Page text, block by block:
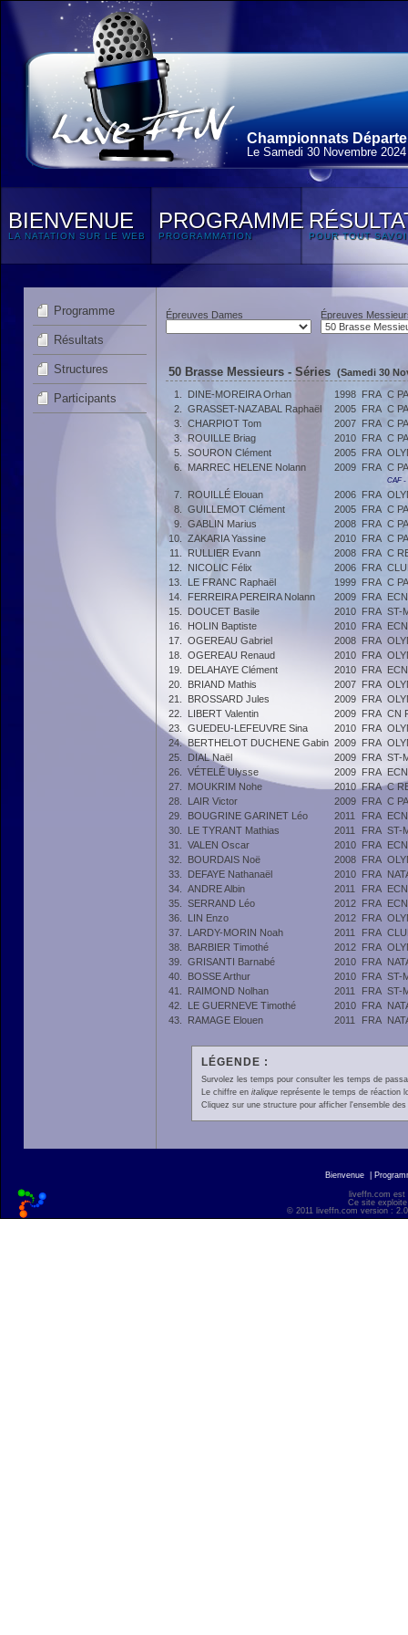
Championnats
Le Samedi 30 Novembre 2024
BIENVENUE
LA NATATION SUR LE WEB
PROGRAMME
PROGRAMMATION POUR TOUT
Programme
Résultats
Structures
Participants
Épreuves Dames Épreuves
50 Brasse Messieurs - Séries (Samedi 30
1.
DINE-MOREIRA Orhan 1998 FRA C
2.
GRASSET-NAZABAL Raphaël 2005 FRA C
3.
CHARPIOT Tom 2007 FRA C
3.
ROUILLE Briag 2010 FRA C
5.
SOURON Clément 2005 FRA
6.
MARREC HELENE Nolann 2009 FRA C
CAF -
7. ROUILLÉ Elouan 2006 FRA
8.
GUILLEMOT Clément 2005 FRA C
9.
GABLIN Marius 2008 FRA C
10.
ZAKARIA Yassine 2010 FRA C
11.
RULLIER Evann 2008 FRA C
12.
NICOLIC Félix 2006 FRA
13.
LE FRANC Raphaël 1999 FRA C
14.
FERREIRA PEREIRA Nolann 2009 FRA
15.
DOUCET Basile 2010 FRA ST-
16.
HOLIN Baptiste 2010 FRA
17.
OGEREAU Gabriel 2008 FRA
18.
OGEREAU Renaud 2010 FRA
19.
DELAHAYE Clément 2010 FRA
20.
BRIAND Mathis 2007 FRA
21.
BROSSARD Jules 2009 FRA
22.
LIBERT Valentin 2009 FRA CN
23.
GUEDEU-LEFEUVRE Sina 2010 FRA
24. BERTHELOT DUCHENE Gabin 2009 FRA
25.
DIAL Naël 2009 FRA ST-
26.
VÉTELÉ Ulysse 2009 FRA
27.
MOUKRIM Nohe 2010 FRA C
28.
LAIR Victor 2009 FRA C
29.
BOUGRINE GARINET Léo 2011 FRA
30.
LE TYRANT Mathias 2011 FRA ST-
31.
VALEN Oscar 2010 FRA
32.
BOURDAIS Noë 2008 FRA
33.
DEFAYE Nathanaël 2010 FRA
34.
ANDRE Albin 2011 FRA
35.
SERRAND Léo 2012 FRA
36.
LIN Enzo 2012 FRA
37.
LARDY-MORIN Noah 2011 FRA
38.
BARBIER Timothé 2012 FRA
39.
GRISANTI Barnabé 2010 FRA
40.
BOSSE Arthur 2010 FRA ST-
41.
RAIMOND Nolhan 2011 FRA ST-
42.
LE GUERNEVE Timothé 2010 FRA
43.
RAMAGE Elouen 2011 FRA
LÉGENDE :
Survolez les temps pour consulter les temps de
Le chiffre en italiquereprésente le temps de réaction
Cliquez sur une structure pour afficher l'ensemble
Bienvenue
liveffn.com est
Ce site
© 2011 liveffn.com version :